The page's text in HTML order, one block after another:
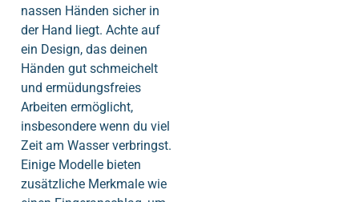
nassen Händen sicher in
der Hand liegt. Achte auf
ein Design, das deinen
Händen gut schmeichelt
und ermüdungsfreies
Arbeiten ermöglicht,
insbesondere wenn du viel
Zeit am Wasser verbringst.
Einige Modelle bieten
zusätzliche Merkmale wie